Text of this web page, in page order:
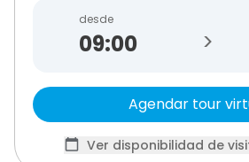
desde
>
Agendar tour
Ver disponibilidad de